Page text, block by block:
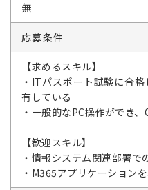
無
応募条件
【求めるスキル】
・ITパスポート試験に合
有している
・一般的なPC操作ができ
【歓迎スキル】
・情報システム関連部署で
・M365アプリケーション